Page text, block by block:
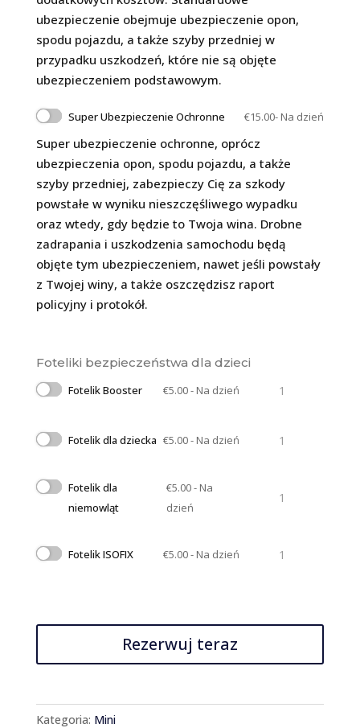
ubezpieczenie obejmuje ubezpieczenie opon,
spodu pojazdu, a także szyby przedniej w
przypadku uszkodzeń, które nie są objęte
ubezpieczeniem podstawowym.
Super Ubezpieczenie Ochronne €15.00- Na dzień
Super ubezpieczenie ochronne, oprócz
ubezpieczenia opon, spodu pojazdu, a także
szyby przedniej, zabezpieczy Cię za szkody
powstałe w wyniku nieszczęśliwego wypadku
oraz wtedy, gdy będzie to Twoja wina. Drobne
zadrapania i uszkodzenia samochodu będą
objęte tym ubezpieczeniem, nawet jeśli powstały
z Twojej winy, a także oszczędzisz raport
policyjny i protokół.
Foteliki bezpieczeństwa dla dzieci
Fotelik Booster €5.00- Na dzień
Fotelik dla dziecka €5.00- Na dzień
Fotelik dla
niemowląt
€5.00- Na
dzień
Fotelik ISOFIX €5.00- Na dzień
Rezerwuj teraz
Kategoria: Mini